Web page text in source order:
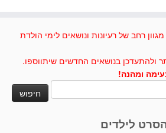
רחב של רעיונות ונושאים לימי הולדת
ולהתעדכן בנושאים החדשים שיתווספו.
ומהנה!
לילדים